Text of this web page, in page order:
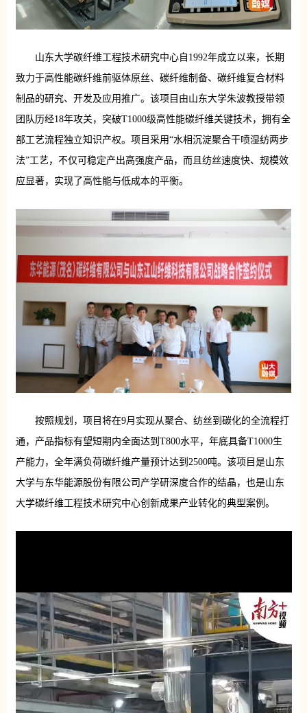
山东大学碳纤维工程技术研究中心自1992年成立以来，长期
致力于高性能碳纤维前驱体原丝、碳纤维制备、碳纤维复合材料
制品的研究、开发及应用推广。 该项目由山东大学朱波教授带领
团队历经18年攻关，突破T1000级高性能碳纤维关键技术，拥有全
部工艺流程独立知识产权。项目采用“水相沉淀聚合干喷湿纺两步
法”工艺，不仅可稳定产出高强度产品，而且纺丝速度快、规模效
应显著，实现了高性能与低成本的平衡。
按照规划，项目将在9月实现从聚合、纺丝到碳化的全流程打
通，产品指标有望短期内全面达到T800水平，年底具备T1000生
产能力，全年满负荷碳纤维产量预计达到2500吨。该项目是山东
大学与东华能源股份有限公司产学研深度合作的结晶，也是山东
大学碳纤维工程技术研究中心创新成果产业转化的典型案例。